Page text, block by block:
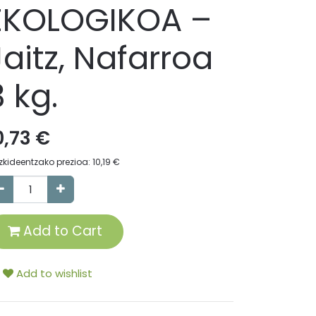
–
Nafarroa
kg.
€
prezioa: 10,19 €
Add to Cart
Add to wishlist